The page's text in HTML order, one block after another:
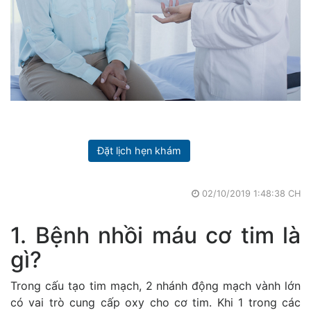
Đặt lịch hẹn khám
02/10/2019 1:48:38 CH
1. Bệnh nhồi máu cơ tim là
gì?
Trong cấu tạo tim mạch, 2 nhánh động mạch vành lớn
có vai trò cung cấp oxy cho cơ tim. Khi 1 trong các